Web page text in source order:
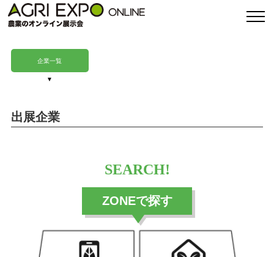
企業一覧
出展企業
SEARCH!
ZONEで探す